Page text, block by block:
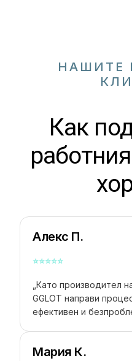
НАШИТЕ
Как
Алекс П.
⭐⭐⭐⭐⭐
„Като производител
GGLOT направи
ефективен и
Мария К.